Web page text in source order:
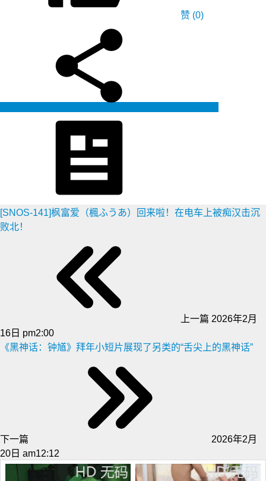
赞 (0)
[SNOS-141]枫富爱（楓ふうあ）回来啦！在电车上被痴汉击沉
败北！
上一篇 2026年2月
16日 pm2:00
《黑神话：钟馗》拜年小短片展现了另类的“舌尖上的黑神话”
下一篇
2026年2月
20日 am12:12